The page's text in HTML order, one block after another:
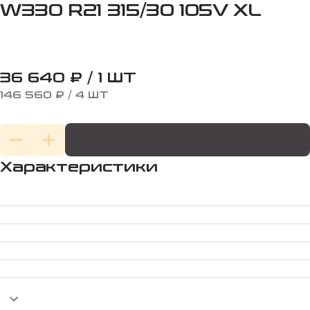
W330 R21 315/30 105V XL
36 640 ₽ / 1 ШТ
146 560 ₽ / 4 ШТ
Характеристики